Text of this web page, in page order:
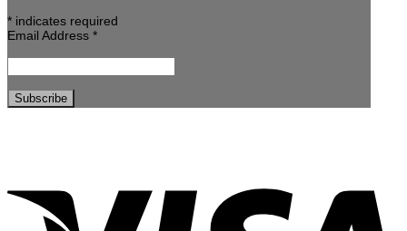
* indicates required
Email Address *